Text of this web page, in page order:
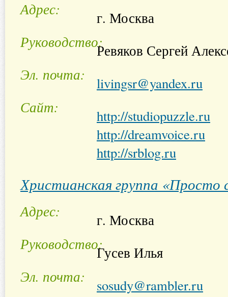
Адрес
г. Москва
РуководствоРевяков Сергей
Эл. почта
livingsr@yandex.ru
Сайт
http://studiopuzzle.ru
http://dreamvoice.ru
http://srblog.ru
Христианская группа «Просто
Адрес
г. Москва
РуководствоГусев Илья
Эл. почта
sosudy@rambler.ru